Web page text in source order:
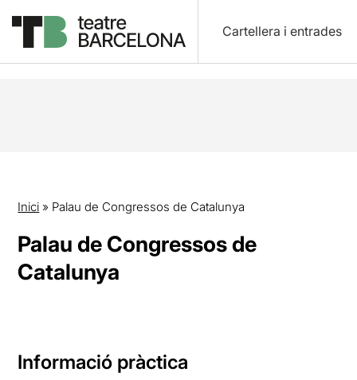
Cartellera i entrades
Inici » Palau de Congressos de Catalunya
Palau de Congressos de
Catalunya
Informació pràctica